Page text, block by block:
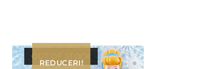
OUT OF STOCK
REDUCERI!